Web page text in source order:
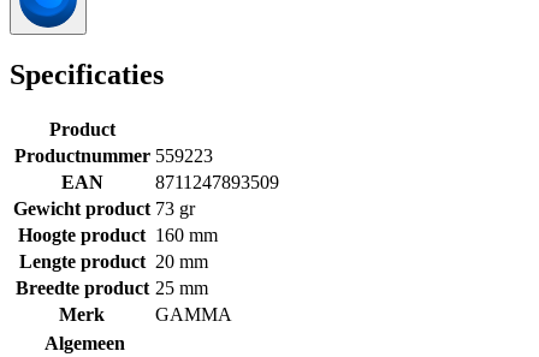
Specificaties
Product
Productnummer 559223
EAN
8711247893509
Gewicht product 73 gr
Hoogte product 160 mm
Lengte product 20 mm
Breedte product 25 mm
Merk
GAMMA
Algemeen